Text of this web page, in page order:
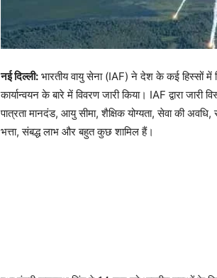
नई दिल्ली: भारतीय वायु सेना (IAF) ने देश के कई हिस्सों में
कार्यान्वयन के बारे में विवरण जारी किया। IAF द्वारा
पात्रता मानदंड, आयु सीमा, शैक्षिक योग्यता, सेवा की
भत्ता, संबद्ध लाभ और बहुत कुछ शामिल हैं।